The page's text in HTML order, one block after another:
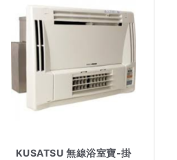
KUSATSU 無線浴室寶-掛